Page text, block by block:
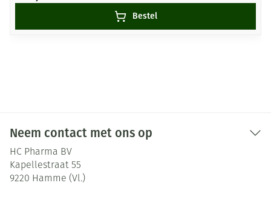
Bestel
Neem contact met ons op
HC Pharma BV
Kapellestraat 55
9220 Hamme (Vl.)